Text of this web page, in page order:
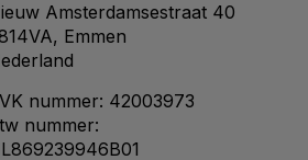
Amsterdamsestraat 40
Emmen
nummer: 42003973
nummer: